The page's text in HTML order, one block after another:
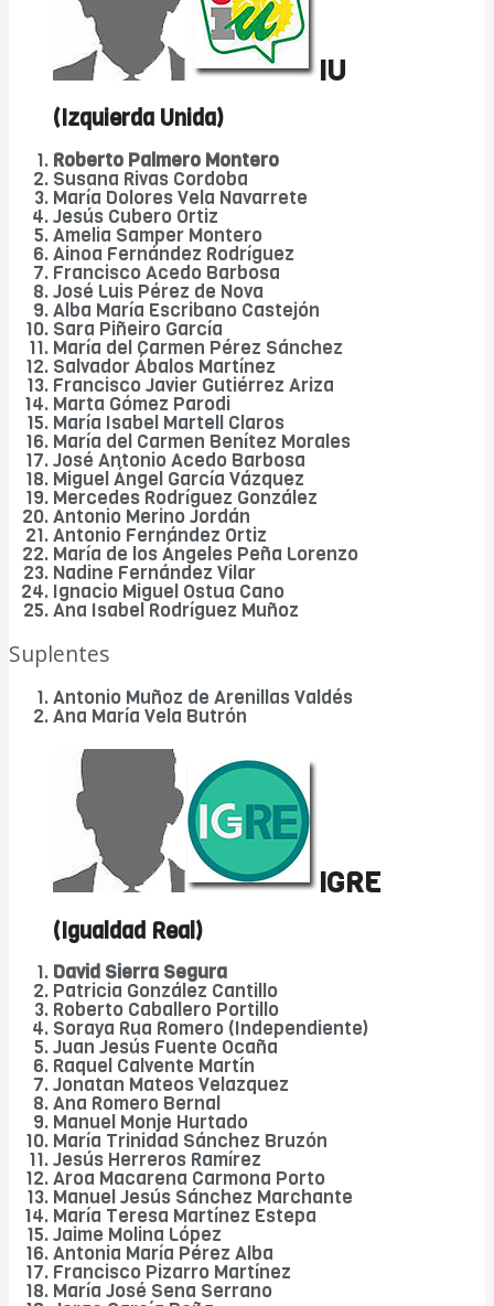
IU
(Izquierda Unida)
Roberto Palmero Montero
Susana Rivas Cordoba
María Dolores Vela Navarrete
Jesús Cubero Ortiz
Amelia Samper Montero
Ainoa Fernández Rodríguez
Francisco Acedo Barbosa
José Luis Pérez de Nova
Alba María Escribano Castejón
Sara Piñeiro García
María del Carmen Pérez Sánchez
Salvador Ábalos Martínez
Francisco Javier Gutiérrez Ariza
Marta Gómez Parodi
María Isabel Martell Claros
María del Carmen Benítez Morales
José Antonio Acedo Barbosa
Miguel Ángel García Vázquez
Mercedes Rodríguez González
Antonio Merino Jordán
Antonio Fernández Ortiz
María de los Ángeles Peña Lorenzo
Nadine Fernández Vilar
Ignacio Miguel Ostua Cano
Ana Isabel Rodríguez Muñoz
Suplentes
Antonio Muñoz de Arenillas Valdés
Ana María Vela Butrón
IGRE
(Igualdad Real)
David Sierra Segura
Patricia González Cantillo
Roberto Caballero Portillo
Soraya Rua Romero (Independiente)
Juan Jesús Fuente Ocaña
Raquel Calvente Martín
Jonatan Mateos Velazquez
Ana Romero Bernal
Manuel Monje Hurtado
María Trinidad Sánchez Bruzón
Jesús Herreros Ramírez
Aroa Macarena Carmona Porto
Manuel Jesús Sánchez Marchante
María Teresa Martínez Estepa
Jaime Molina López
Antonia María Pérez Alba
Francisco Pizarro Martínez
María José Sena Serrano